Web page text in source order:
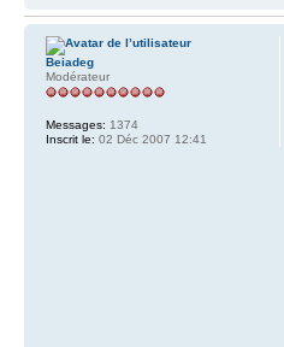
Beiadeg
Modérateur
Messages: 1374
Inscrit le: 02 Déc 2007 12:41